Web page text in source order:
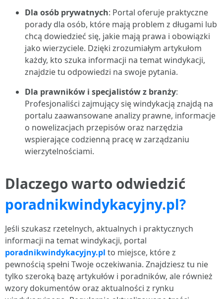
Dla osób prywatnych: Portal oferuje praktyczne
porady dla osób, które mają problem z długami lub
chcą dowiedzieć się, jakie mają prawa i obowiązki
jako wierzyciele. Dzięki zrozumiałym artykułom
każdy, kto szuka informacji na temat windykacji,
znajdzie tu odpowiedzi na swoje pytania.
Dla prawników i specjalistów z branży:
Profesjonaliści zajmujący się windykacją znajdą na
portalu zaawansowane analizy prawne, informacje
o nowelizacjach przepisów oraz narzędzia
wspierające codzienną pracę w zarządzaniu
wierzytelnościami.
Dlaczego warto odwiedzić
poradnikwindykacyjny.pl?
Jeśli szukasz rzetelnych, aktualnych i praktycznych
informacji na temat windykacji, portal
poradnikwindykacyjny.pl to miejsce, które z
pewnością spełni Twoje oczekiwania. Znajdziesz tu nie
tylko szeroką bazę artykułów i poradników, ale również
wzory dokumentów oraz aktualności z rynku